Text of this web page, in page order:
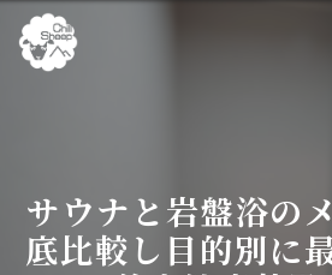
サウナと岩盤浴の
底比較し目的別に